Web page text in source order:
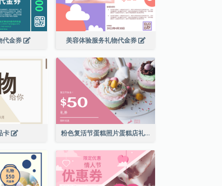
代金券 美容体验服务礼物代金券
卡 粉色复活节蛋糕照片蛋糕店礼品卡